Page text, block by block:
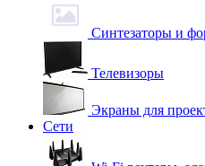
Синтезаторы и
Телевизоры
Экраны для
Сети